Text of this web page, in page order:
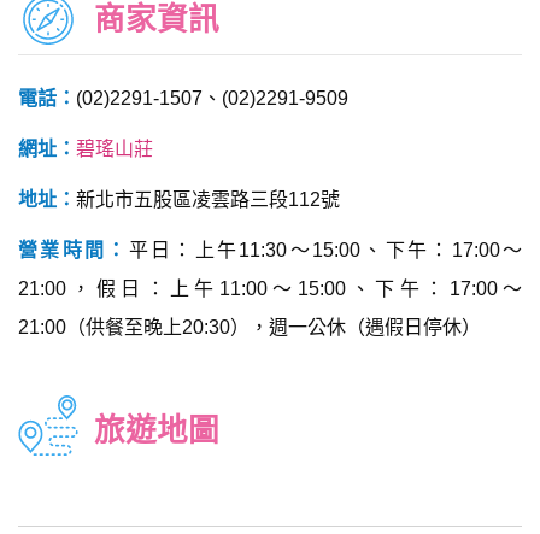
商家資訊
電話： (02)2291-1507、(02)2291-9509
網址： 碧瑤山莊
地址： 新北市五股區凌雲路三段112號
營業時間： 平日：上午11:30～15:00、下午：17:00～
21:00，假日：上午11:00～15:00、下午：17:00～
21:00（供餐至晚上20:30），週一公休（遇假日停休）
旅遊地圖